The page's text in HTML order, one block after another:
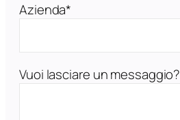
Azienda*
Vuoi lasciare un messaggio?